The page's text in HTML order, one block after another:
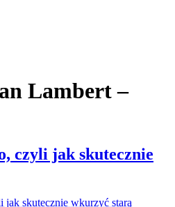
Lambert –
czyli jak skutecznie